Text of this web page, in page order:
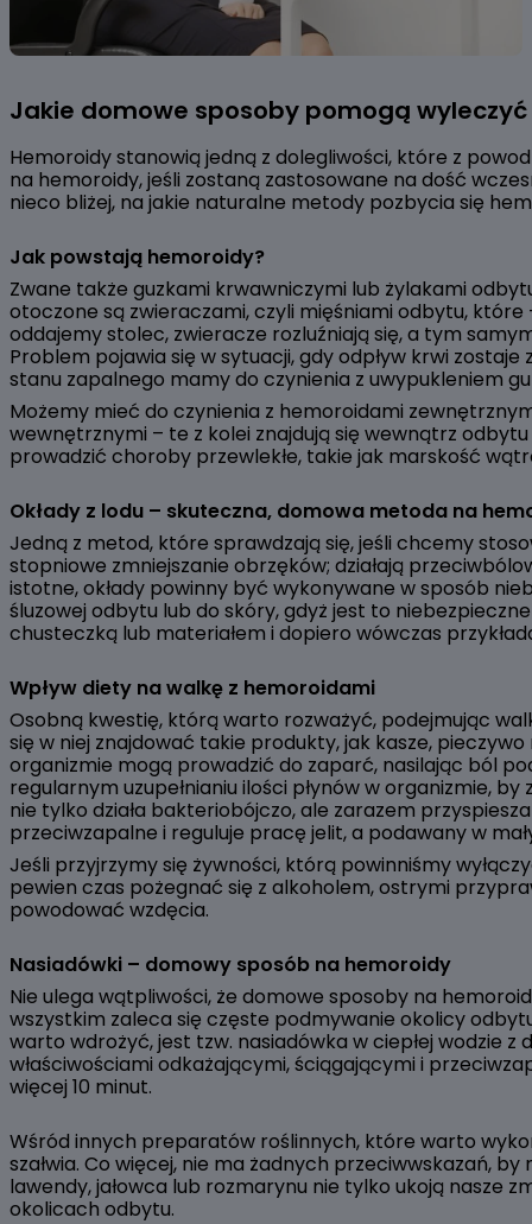
Jakie domowe sposoby pomogą
Hemoroidy stanowią jedną z dolegliwości, które z
na hemoroidy, jeśli zostaną zastosowane na dość
nieco bliżej, na jakie naturalne metody pozbycia się
Jak powstają hemoroidy?
Zwane także guzkami krwawniczymi lub żylakami
otoczone są zwieraczami, czyli mięśniami odbytu,
oddajemy stolec, zwieracze rozluźniają się, a tym
Problem pojawia się w sytuacji, gdy odpływ krwi
stanu zapalnego mamy do czynienia z uwypukleniem
Możemy mieć do czynienia z hemoroidami
wewnętrznymi – te z kolei znajdują się wewnątrz
prowadzić choroby przewlekłe, takie jak marskość
Okłady z lodu – skuteczna, domowa metoda na
Jedną z metod, które sprawdzają się, jeśli chcemy
stopniowe zmniejszanie obrzęków; działają
istotne, okłady powinny być wykonywane w sposób
śluzowej odbytu lub do skóry, gdyż jest to
chusteczką lub materiałem i dopiero wówczas
Wpływ diety na walkę z hemoroidami
Osobną kwestię, którą warto rozważyć, podejmując
się w niej znajdować takie produkty, jak kasze,
organizmie mogą prowadzić do zaparć, nasilając ból
regularnym uzupełnianiu ilości płynów w organizmie,
nie tylko działa bakteriobójczo, ale zarazem
przeciwzapalne i reguluje pracę jelit, a podawany w
Jeśli przyjrzymy się żywności, którą powinniśmy
pewien czas pożegnać się z alkoholem, ostrymi
powodować wzdęcia.
Nasiadówki – domowy sposób na hemoroidy
Nie ulega wątpliwości, że domowe sposoby na
wszystkim zaleca się częste podmywanie okolicy
warto wdrożyć, jest tzw. nasiadówka w ciepłej wodzie
właściwościami odkażającymi, ściągającymi i
więcej 10 minut.
Wśród innych preparatów roślinnych, które warto
szałwia. Co więcej, nie ma żadnych przeciwwskazań,
lawendy, jałowca lub rozmarynu nie tylko ukoją nasze
okolicach odbytu.